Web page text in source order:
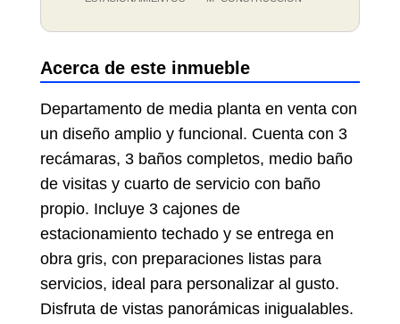
Acerca de este inmueble
Departamento de media planta en venta con
un diseño amplio y funcional. Cuenta con 3
recámaras, 3 baños completos, medio baño
de visitas y cuarto de servicio con baño
propio. Incluye 3 cajones de
estacionamiento techado y se entrega en
obra gris, con preparaciones listas para
servicios, ideal para personalizar al gusto.
Disfruta de vistas panorámicas inigualables.